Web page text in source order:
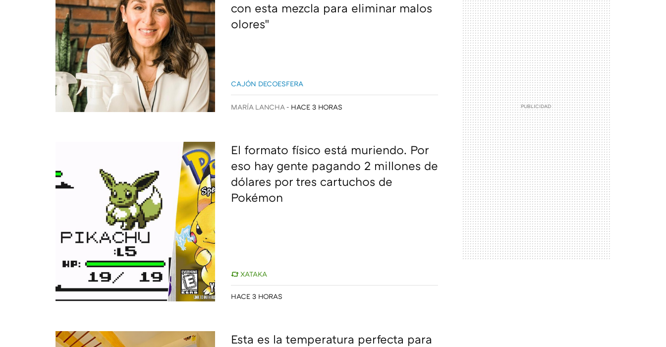
con esta mezcla para eliminar malos
olores"
CAJÓN DECOESFERA
MARÍA LANCHA HACE 3 HORAS
El formato físico está muriendo. Por
eso hay gente pagando 2 millones de
dólares por tres cartuchos de
Pokémon
XATAKA
HACE 3 HORAS
Esta es la temperatura perfecta para